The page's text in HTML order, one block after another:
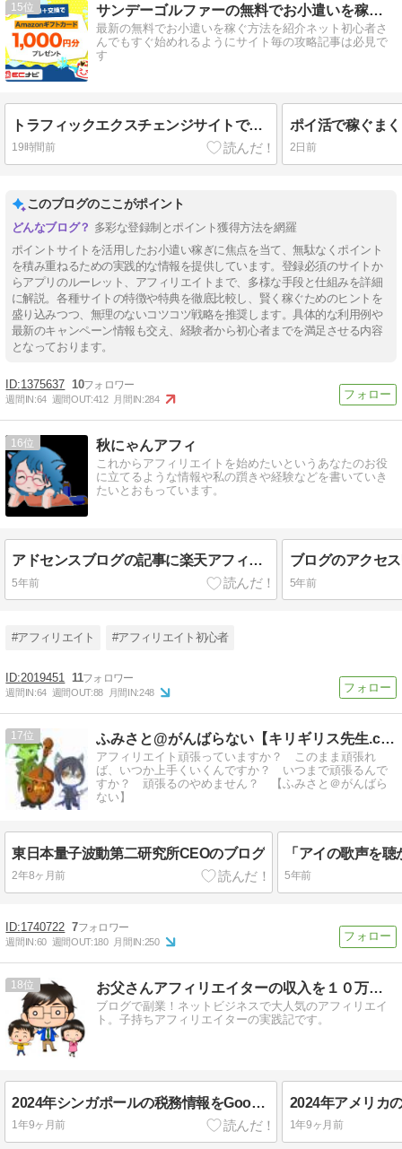
15 サンデーゴルファーの無料でお小遣いを稼ぐ方法
最新の無料でお小遣いを稼ぐ方法を紹介ネット初心者さ
んでもすぐ始めれるようにサイト毎の攻略記事は必見で
す
トラフィックエクスチェンジサイトでポイ活
19時間前 2日前
このブログのここがポイント
多彩な登録制とポイント獲得方法を網羅
ポイントサイトを活用したお小遣い稼ぎに焦点を当て、無駄なくポイント
を積み重ねるための実践的な情報を提供しています。登録必須のサイトか
らアプリのルーレット、アフィリエイトまで、多様な手段と仕組みを詳細
に解説。各種サイトの特徴や特典を徹底比較し、賢く稼ぐためのヒントを
盛り込みつつ、無理のないコツコツ戦略を推奨します。具体的な利用例や
最新のキャンペーン情報も交え、経験者から初心者までを満足させる内容
となっております。
1375637 10
週間IN:64 週間OUT:412 月間IN:284
16 秋にゃんアフィ
これからアフィリエイトを始めたいというあなたのお役
に立てるような情報や私の躓きや経験などを書いていき
たいとおもっています。
アドセンスブログの記事に楽天アフィリエイトを絡める！
5年前 5年前
#アフィリエイト #アフィリエイト初心者
2019451 11
週間IN:64 週間OUT:88 月間IN:248
17 ふみさと@がんばらない【キリギリス先生.com】
アフィリエイト頑張っていますか？ このまま頑張れ
ば、いつか上手くいくんですか？ いつまで頑張るんで
すか？ 頑張るのやめません？ 【ふみさと＠がんばら
ない】
東日本量子波動第二研究所CEOのブログ
2年8ヶ月前 5年前
1740722 7
週間IN:60 週間OUT:180 月間IN:250
18 お父さんアフィリエイターの収入を１０万円増やす方法
ブログで副業！ネットビジネスで大人気のアフィリエイ
ト。子持ちアフィリエイターの実践記です。
2024年シンガポールの税務情報をGoogleに提出する方法[GoogleAdSense]
1年9ヶ月前 1年9ヶ月前